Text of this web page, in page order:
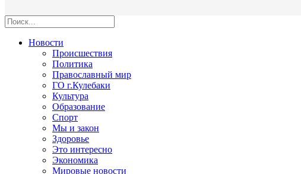
Новости
Происшествия
Политика
Православный мир
ГО г.Кулебаки
Культура
Образование
Спорт
Мы и закон
Здоровье
Это интересно
Экономика
Мировые новости